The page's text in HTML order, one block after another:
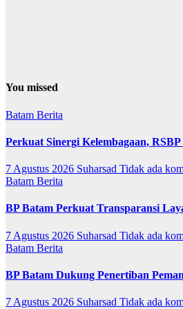
You missed
Batam Berita
Perkuat Sinergi Kelembagaan,
7 Agustus 2026 Suharsad Tidak ada
Batam Berita
BP Batam Perkuat Transparansi
7 Agustus 2026 Suharsad Tidak ada
Batam Berita
BP Batam Dukung Penertiban
7 Agustus 2026 Suharsad Tidak ada